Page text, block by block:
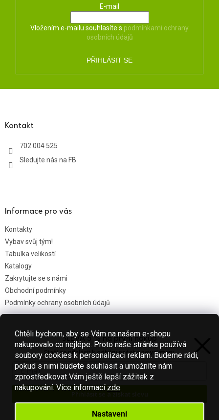
Chtěli bychom, aby se Vám na našem e-shopu
nakupovalo co nejlépe. Proto naše stránka používá
soubory cookies k personalizaci reklam. Budeme rádi,
pokud s nimi budete souhlasit a umožníte nám
zprostředkovat Vám ještě lepší zážitek z
nakupování. Více informací zde.
Nastavení
E-mail
Vložením e-mailu souhlasíte s podmínkami ochrany
osobních údajů
PŘIHLÁSIT SE
Kontakt
702 004 525
Sledujte nás na FB
Informace pro vás
Kontakty
Vybav svůj tým!
Tabulka velikostí
Katalogy
Zakrytujte se s námi
Obchodní podmínky
Podmínky ochrany osobních údajů
Nákupní košík
0KS /0 KČ
SLEVA 5 % na první nákup
Stačí se přihlásit k odběru našeho newsletteru.
Přihlásit se a získat slevu
Váš e-mail je u nás v bezpečí.